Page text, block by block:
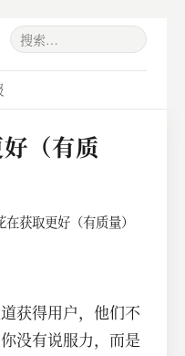
（有质
在获取更好（有质量）
获得用户，他们不
没有说服力，而是